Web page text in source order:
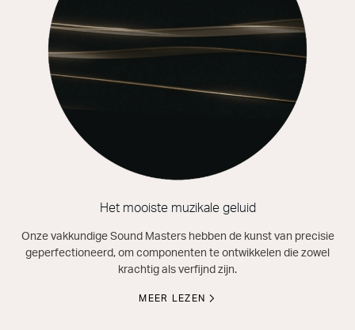
Het mooiste muzikale geluid
Onze vakkundige Sound Masters hebben de kunst van precisie
geperfectioneerd, om componenten te ontwikkelen die zowel
krachtig als verfijnd zijn.
MEER LEZEN